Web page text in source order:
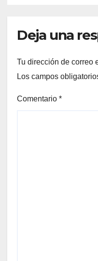
Deja una
Tu dirección de correo
Los campos
Comentario *